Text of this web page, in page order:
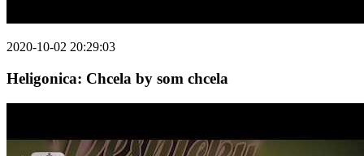
2020-10-02 20:29:03
Heligonica: Chcela by som chcela